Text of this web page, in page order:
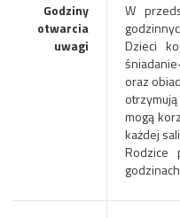
Godziny
otwarcia
uwagi
W
Dzieci
oraz
mogą
każdej
Rodzice